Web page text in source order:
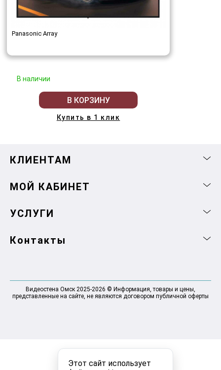
Этот сайт использует
Panasonic Array
В наличии
В КОРЗИНУ
Купить в 1 клик
КЛИЕНТАМ
МОЙ КАБИНЕТ
УСЛУГИ
Контакты
Видеостена Омск 2025-2026 © Информация, товары и цены,
представленные на сайте, не являются договором публичной оферты